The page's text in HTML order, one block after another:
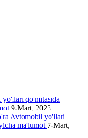
qo'mitasida
9-Mart, 2023
Avtomobil yo'llari
ma'lumot 7-Mart,